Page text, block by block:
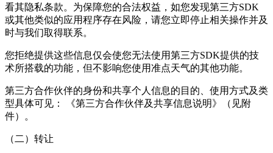
看其隐私条款。为保障您的合法权益，如您发现第三方SDK
或其他类似的应用程序存在风险，请您立即停止相关操作并及
时与我们取得联系。
您拒绝提供这些信息仅会使您无法使用第三方SDK提供的技
术所搭载的功能，但不影响您使用准点天气的其他功能。
第三方合作伙伴的身份和共享个人信息的目的、使用方式及类
型具体可见： 《第三方合作伙伴及共享信息说明》（见附
件）。
（二）转让